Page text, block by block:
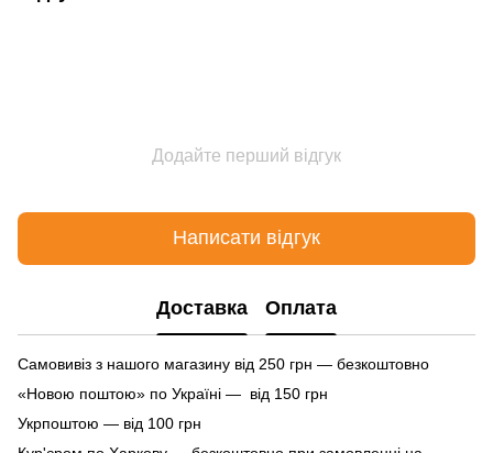
Додайте перший відгук
Написати відгук
Доставка Оплата
Самовивіз з нашого магазину від 250 грн — безкоштовно
«Новою поштою» по Україні — від 150 грн
Укрпоштою — від 100 грн